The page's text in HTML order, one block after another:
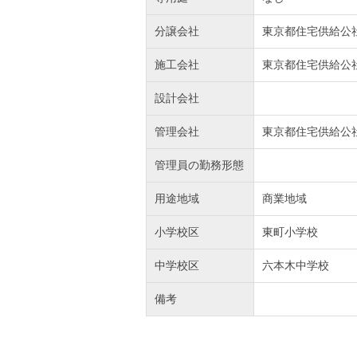
分譲会社 東京都住宅供給公
施工会社 東京都住宅供給公
設計会社
管理会社 東京都住宅供給公
管理員の勤務形態
用途地域 商業地域
小学校区 東町小学校
中学校区 六本木中学校
備考